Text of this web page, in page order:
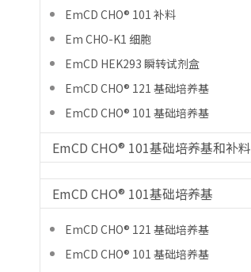
EmCD CHO® 101 补料
Em CHO-K1 细胞
EmCD HEK293 瞬转试剂盒
EmCD CHO® 121 基础培养基
EmCD CHO® 101 基础培养基
EmCD CHO® 101基础培养基和补料
EmCD CHO® 101基础培养基
EmCD CHO® 121 基础培养基
EmCD CHO® 101 基础培养基